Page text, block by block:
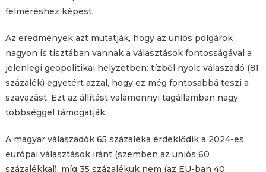
felméréshez képest.
Az eredmények azt mutatják, hogy az uniós polgárok
nagyon is tisztában vannak a választások fontosságával a
jelenlegi geopolitikai helyzetben: tízből nyolc válaszadó (81
százalék) egyetért azzal, hogy ez még fontosabbá teszi a
szavazást. Ezt az állítást valamennyi tagállamban nagy
többséggel támogatják.
A magyar válaszadók 65 százaléka érdeklődik a 2024-es
európai választások iránt (szemben az uniós 60
százalékkal), míg 35 százalékuk nem (az EU-ban 40